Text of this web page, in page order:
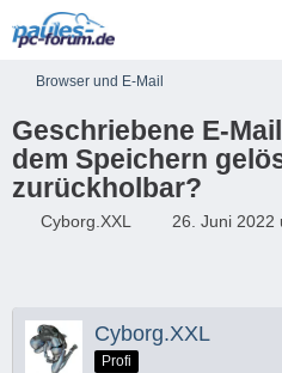
Browser und E-Mail
Geschriebene E-
dem Speichern
zurückholbar?
Cyborg.XXL 26. Juni 2022
Cyborg.XXL
Profi